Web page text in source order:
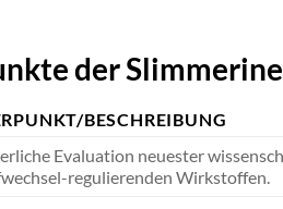
der
BESCHREIBUNG
Evaluation neuester
regulierenden Wirkstoffen.